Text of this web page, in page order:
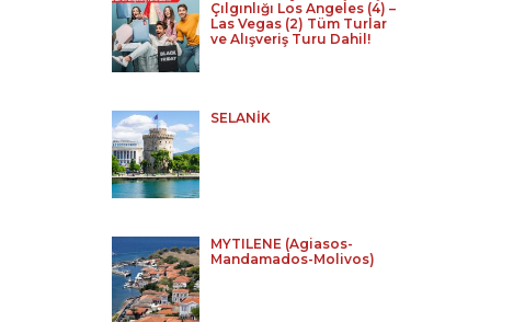
Çılgınlığı Los Angeles (4) –
Las Vegas (2) Tüm Turlar
ve Alışveriş Turu Dahil!
SELANİK
MYTILENE (Agiasos-
Mandamados-Molivos)